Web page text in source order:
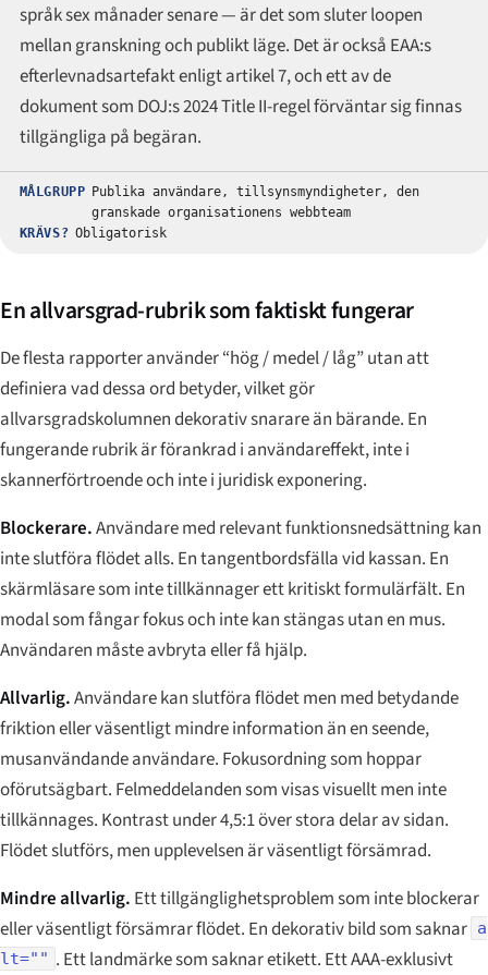
språk sex månader senare — är det som sluter loopen
mellan granskning och publikt läge. Det är också EAA:s
efterlevnadsartefakt enligt artikel 7, och ett av de
dokument som DOJ:s 2024 Title II-regel förväntar sig finnas
tillgängliga på begäran.
MÅLGRUPP Publika användare, tillsynsmyndigheter, den
granskade organisationens webbteam
KRÄVS? Obligatorisk
En allvarsgrad-rubrik som faktiskt fungerar
De flesta rapporter använder “hög / medel / låg” utan att
definiera vad dessa ord betyder, vilket gör
allvarsgradskolumnen dekorativ snarare än bärande. En
fungerande rubrik är förankrad i användareffekt, inte i
skannerförtroende och inte i juridisk exponering.
Blockerare.Användare med relevant funktionsnedsättning kan
inte slutföra flödet alls. En tangentbordsfälla vid kassan. En
skärmläsare som inte tillkännager ett kritiskt formulärfält. En
modal som fångar fokus och inte kan stängas utan en mus.
Användaren måste avbryta eller få hjälp.
Allvarlig.Användare kan slutföra flödet men med betydande
friktion eller väsentligt mindre information än en seende,
musanvändande användare. Fokusordning som hoppar
oförutsägbart. Felmeddelanden som visas visuellt men inte
tillkännages. Kontrast under 4,5:1 över stora delar av sidan.
Flödet slutförs, men upplevelsen är väsentligt försämrad.
Mindre allvarlig. Ett tillgänglighetsproblem som inte blockerar
eller väsentligt försämrar flödet. En dekorativ bild som saknar a
lt="" . Ett landmärke som saknar etikett. Ett AAA-exklusivt